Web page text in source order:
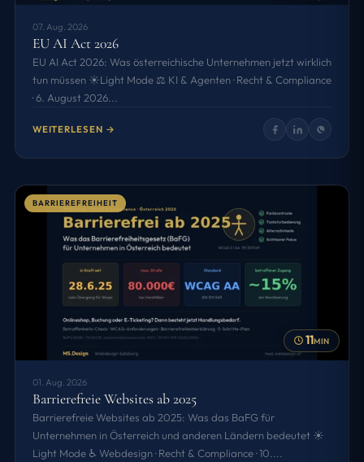
07. Aug. 2026
EU AI Act 2026
EU AI Act 2026: Was österreichische Unternehmen jetzt wirklich
tun müssen ☀️Light Mode ⚖️ KI & Agenten · Recht & Compliance
· 6. August 2026...
WEITERLESEN →
BARRIEREFREIHEIT
11MIN
01. Aug. 2026
Barrierefreie Websites ab 2025
Barrierefreie Websites ab 2025: Was das BaFG für
Unternehmen in Österreich und anderen Ländern bedeutet ☀️
Light Mode ♿ Webdesign · Recht & Compliance · 10....